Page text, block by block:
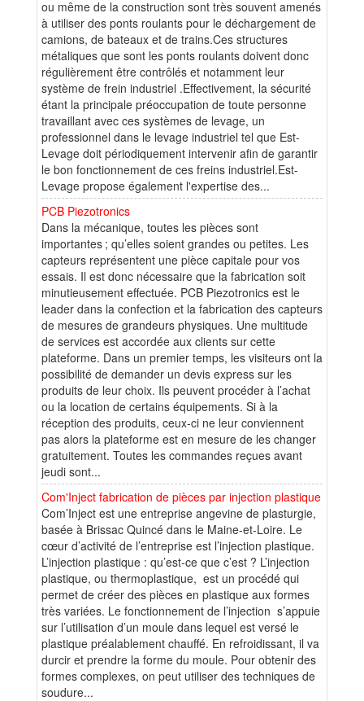
ou même de la construction sont très souvent amenés
à utiliser des ponts roulants pour le déchargement de
camions, de bateaux et de trains.Ces structures
métaliques que sont les ponts roulants doivent donc
régulièrement être contrôlés et notamment leur
système de frein industriel .Effectivement, la sécurité
étant la principale préoccupation de toute personne
travaillant avec ces systèmes de levage, un
professionnel dans le levage industriel tel que Est-
Levage doit périodiquement intervenir afin de garantir
le bon fonctionnement de ces freins industriel.Est-
Levage propose également l'expertise des...
PCB Piezotronics
Dans la mécanique, toutes les pièces sont
importantes ; qu’elles soient grandes ou petites. Les
capteurs représentent une pièce capitale pour vos
essais. Il est donc nécessaire que la fabrication soit
minutieusement effectuée. PCB Piezotronics est le
leader dans la confection et la fabrication des capteurs
de mesures de grandeurs physiques. Une multitude
de services est accordée aux clients sur cette
plateforme. Dans un premier temps, les visiteurs ont la
possibilité de demander un devis express sur les
produits de leur choix. Ils peuvent procéder à l’achat
ou la location de certains équipements. Si à la
réception des produits, ceux-ci ne leur conviennent
pas alors la plateforme est en mesure de les changer
gratuitement. Toutes les commandes reçues avant
jeudi sont...
Com'Inject fabrication de pièces par injection plastique
Com’Inject est une entreprise angevine de plasturgie,
basée à Brissac Quincé dans le Maine-et-Loire. Le
cœur d’activité de l’entreprise est l’injection plastique.
L’injection plastique : qu’est-ce que c’est ? L’injection
plastique, ou thermoplastique, est un procédé qui
permet de créer des pièces en plastique aux formes
très variées. Le fonctionnement de l’injection s’appuie
sur l’utilisation d’un moule dans lequel est versé le
plastique préalablement chauffé. En refroidissant, il va
durcir et prendre la forme du moule. Pour obtenir des
formes complexes, on peut utiliser des techniques de
soudure...